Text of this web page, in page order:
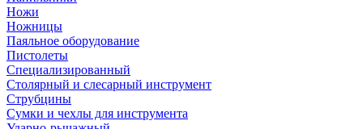
Ножи
Ножницы
Паяльное оборудование
Пистолеты
Специализированный
Столярный и слесарный инструмент
Струбцины
Сумки и чехлы для инструмента